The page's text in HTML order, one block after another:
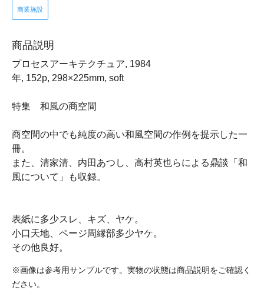
商業施設
商品説明
プロセスアーキテクチュア, 1984
年, 152p, 298×225mm, soft
特集 和風の商空間
商空間の中でも純度の高い和風空間の作例を提示した一
冊。
また、清家清、内田あつし、高村英也らによる鼎談「和
風について」も収録。
表紙に多少スレ、キズ、ヤケ。
小口天地、ページ周縁部多少ヤケ。
その他良好。
※画像は参考用サンプルです。実物の状態は商品説明をご確認く
ださい。